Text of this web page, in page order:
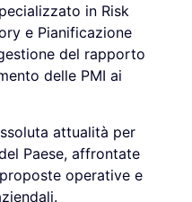
in Risk
e Pianificazione
del rapporto
delle PMI ai
attualità per
Paese, affrontate
operative e